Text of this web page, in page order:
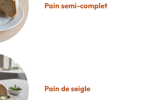
Pain semi-complet
Pain de seigle